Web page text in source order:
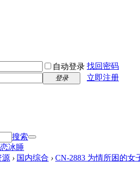
自动登录 找回密码
登录 立即注册
搜索
冰睡
源 › 国内综合 › CN-2883 为情所困的女